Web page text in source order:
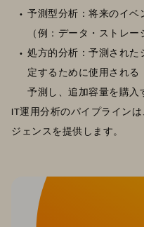
予測型分析：将来のイベ
（例：データ・ストレ
処方的分析：予測された
定するために使用される
予測し、追加容量を購入
IT運用分析のパイプライン
ジェンスを提供します。